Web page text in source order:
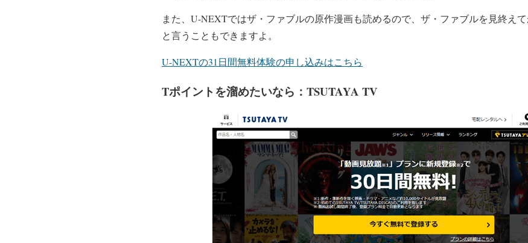
また、U-NEXTではザ・ファブルの原作漫画も読めるので、ザ・ファブルを見終え
と言うこともできますよ。
U-NEXTの31日間無料体験の申し込みはこちら
Tポイントを溜めたいなら：TSUTAYA TV